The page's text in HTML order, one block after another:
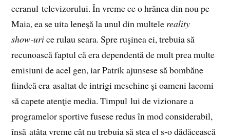
ecranul televizorului. În vreme ce o hrănea din nou pe
Maia, ea se uita leneşă la unul din multele reality
show‑urice rulau seara. Spre ruşinea ei, trebuia să
recunoască faptul că era dependentă de mult prea multe
emisiuni de acel gen, iar Patrik ajunsese să bombăne
fiindcă era asaltat de intrigi meschine şi oameni lacomi
să capete atenţie media. Timpul lui de vizionare a
programelor sportive fusese redus în mod considerabil,
însă atâta vreme cât nu trebuia să stea el s‑o dădăcească